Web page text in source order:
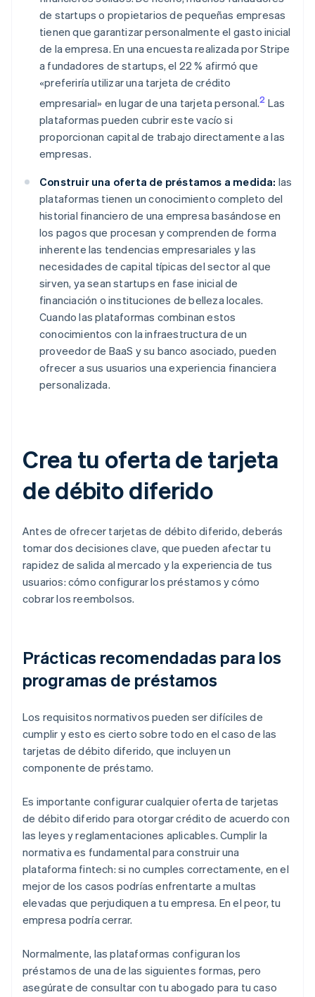
de startups o propietarios de pequeñas empresas
tienen que garantizar personalmente el gasto inicial
de la empresa. En una encuesta realizada por Stripe
a fundadores de startups, el 22 % afirmó que
«preferiría utilizar una tarjeta de crédito
empresarial» en lugar de una tarjeta personal.2 Las
plataformas pueden cubrir este vacío si
proporcionan capital de trabajo directamente a las
empresas.
Construir una oferta de préstamos a medida: las
plataformas tienen un conocimiento completo del
historial financiero de una empresa basándose en
los pagos que procesan y comprenden de forma
inherente las tendencias empresariales y las
necesidades de capital típicas del sector al que
sirven, ya sean startups en fase inicial de
financiación o instituciones de belleza locales.
Cuando las plataformas combinan estos
conocimientos con la infraestructura de un
proveedor de BaaS y su banco asociado, pueden
ofrecer a sus usuarios una experiencia financiera
personalizada.
Crea tu oferta de tarjeta
de débito diferido
Antes de ofrecer tarjetas de débito diferido, deberás
tomar dos decisiones clave, que pueden afectar tu
rapidez de salida al mercado y la experiencia de tus
usuarios: cómo configurar los préstamos y cómo
cobrar los reembolsos.
Prácticas recomendadas para los
programas de préstamos
Los requisitos normativos pueden ser difíciles de
cumplir y esto es cierto sobre todo en el caso de las
tarjetas de débito diferido, que incluyen un
componente de préstamo.
Es importante configurar cualquier oferta de tarjetas
de débito diferido para otorgar crédito de acuerdo con
las leyes y reglamentaciones aplicables. Cumplir la
normativa es fundamental para construir una
plataforma fintech: si no cumples correctamente, en el
mejor de los casos podrías enfrentarte a multas
elevadas que perjudiquen a tu empresa. En el peor, tu
empresa podría cerrar.
Normalmente, las plataformas configuran los
préstamos de una de las siguientes formas, pero
asegúrate de consultar con tu abogado para tu caso